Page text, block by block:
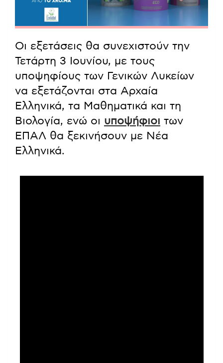
Οι εξετάσεις θα συνεχιστούν την
Τετάρτη 3 Ιουνίου, με τους
υποψηφίους των Γενικών Λυκείων
να εξετάζονται στα Αρχαία
Ελληνικά, τα Μαθηματικά και τη
Βιολογία, ενώ οι υποψήφιοι των
ΕΠΑΛ θα ξεκινήσουν με Νέα
Ελληνικά.